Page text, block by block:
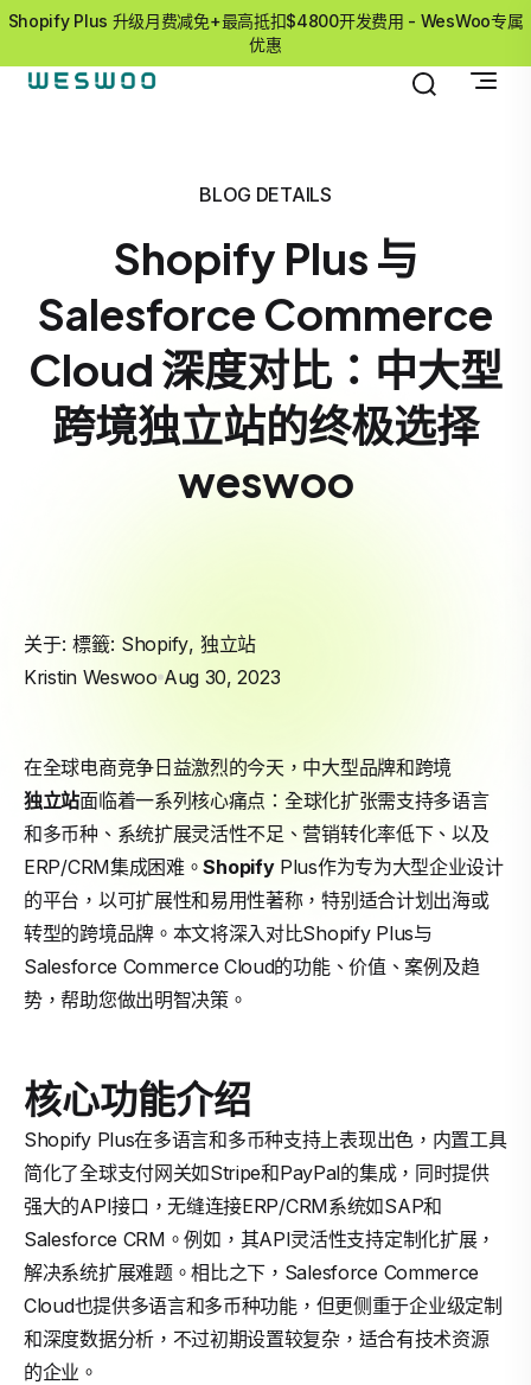
Shopify Plus 升级月费减免+最高抵扣$4800开发费用 - WesWoo专属
优惠
BLOG DETAILS
Shopify Plus 与
Salesforce Commerce
Cloud 深度对比：中大型
跨境独立站的终极选择
weswoo
关于: 標籤: Shopify, 独立站
Kristin Weswoo Aug 30, 2023
在全球电商竞争日益激烈的今天，中大型品牌和跨境
独立站面临着一系列核心痛点：全球化扩张需支持多语言
和多币种、系统扩展灵活性不足、营销转化率低下、以及
ERP/CRM集成困难。ShopifyPlus作为专为大型企业设计
的平台，以可扩展性和易用性著称，特别适合计划出海或
转型的跨境品牌。本文将深入对比Shopify Plus与
Salesforce Commerce Cloud的功能、价值、案例及趋
势，帮助您做出明智决策。
核心功能介绍
Shopify Plus在多语言和多币种支持上表现出色，内置工具
简化了全球支付网关如Stripe和PayPal的集成，同时提供
强大的API接口，无缝连接ERP/CRM系统如SAP和
Salesforce CRM。例如，其API灵活性支持定制化扩展，
解决系统扩展难题。相比之下，Salesforce Commerce
Cloud也提供多语言和多币种功能，但更侧重于企业级定制
和深度数据分析，不过初期设置较复杂，适合有技术资源
的企业。